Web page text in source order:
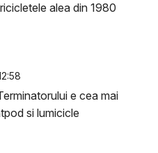
alea din 1980
e cea mai
si lumicicle